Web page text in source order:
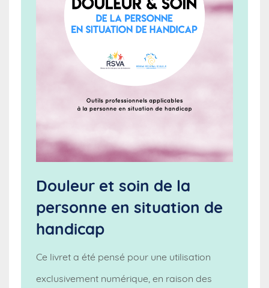
Douleur et soin de la
personne en situation de
handicap
Ce livret a été pensé pour une utilisation
exclusivement numérique, en raison des